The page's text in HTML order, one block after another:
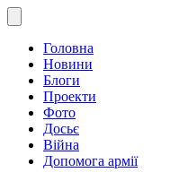
Головна
Новини
Блоги
Проекти
Фото
Досьє
Війна
Допомога армії